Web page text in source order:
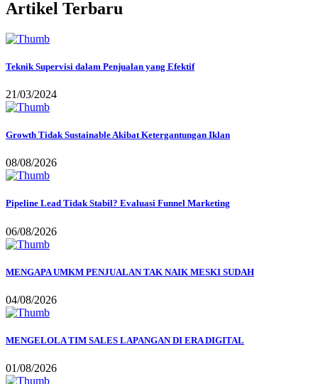
Artikel Terbaru
Teknik Supervisi dalam Penjualan yang Efektif
21/03/2024
Growth Tidak Sustainable Akibat Ketergantungan Iklan
08/08/2026
Pipeline Lead Tidak Stabil? Evaluasi Funnel Marketing
06/08/2026
MENGAPA UMKM PENJUALAN TAK NAIK MESKI SUDAH
04/08/2026
MENGELOLA TIM SALES LAPANGAN DI ERA DIGITAL
01/08/2026